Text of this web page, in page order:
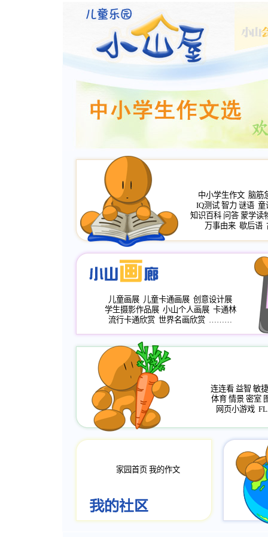
中小学生作文 脑筋
IQ测试 智力 谜语 童
知识百科 问答 蒙学读
万事由来 歇后语
儿童画展 儿童卡通画展 创意设计展
学生摄影作品展 小山个人画展 卡通林
流行卡通欣赏 世界名画欣赏 ………
连连看 益智 敏捷
体育 情景 密室
网页小游戏
家园首页 我的作文